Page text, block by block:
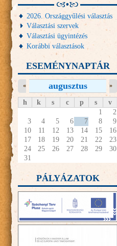
2026. Országgyűlési választás
Választási szervek
Választási ügyintézés
Korábbi választások
ESEMÉNYNAPTÁR
augusztus
« »
h k s c p s
v
1
2
3
4 5 6 7 8
9
10
11 12 13 14 15
16
17
18 19 20 21 22
23
24
25 26 27 28 29
30
31
PÁLYÁZATOK